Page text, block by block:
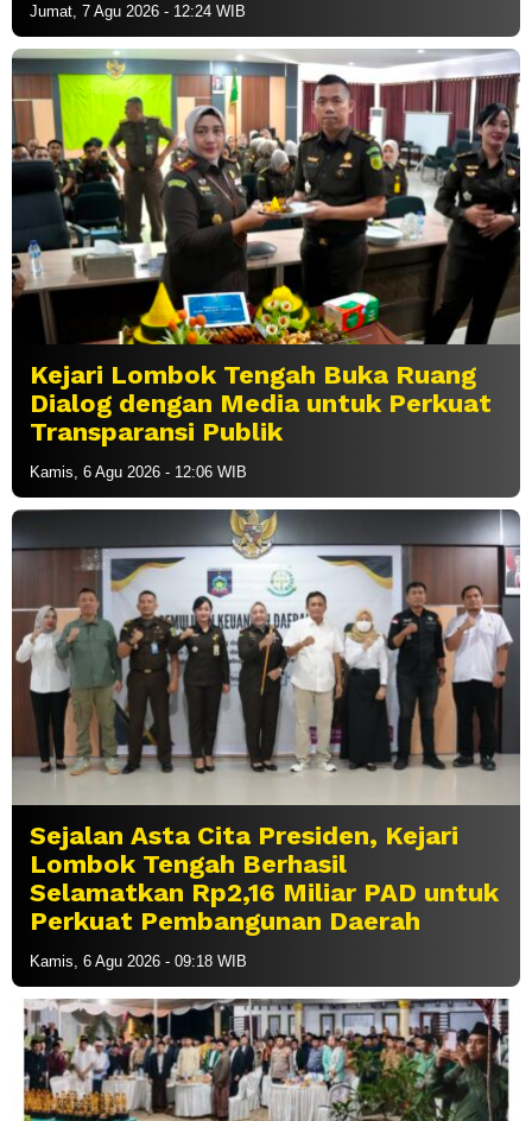
Jumat, 7 Agu 2026 - 12:24 WIB
Kejari Lombok Tengah Buka Ruang
Dialog dengan Media untuk Perkuat
Transparansi Publik
Kamis, 6 Agu 2026 - 12:06 WIB
Sejalan Asta Cita Presiden, Kejari
Lombok Tengah Berhasil
Selamatkan Rp2,16 Miliar PAD untuk
Perkuat Pembangunan Daerah
Kamis, 6 Agu 2026 - 09:18 WIB